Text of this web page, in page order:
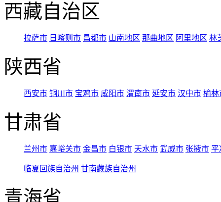
西藏自治区
拉萨市 日喀则市 昌都市 山南地区 那曲地区 阿里地区 林
陕西省
西安市 铜川市 宝鸡市 咸阳市 渭南市 延安市 汉中市 榆林
甘肃省
兰州市 嘉峪关市 金昌市 白银市 天水市 武威市 张掖市 平
临夏回族自治州 甘南藏族自治州
青海省